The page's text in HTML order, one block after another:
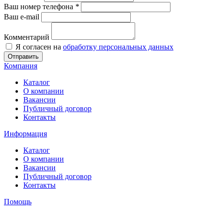
Ваш номер телефона *
Ваш e-mail
Комментарий
Я согласен на обработку персональных данных
Отправить
Компания
Каталог
О компании
Вакансии
Публичный договор
Контакты
Информация
Каталог
О компании
Вакансии
Публичный договор
Контакты
Помощь